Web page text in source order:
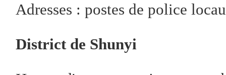
Adresses : postes de police
District de Shunyi